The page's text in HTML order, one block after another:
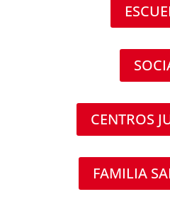
CENTROS
FAMILIA